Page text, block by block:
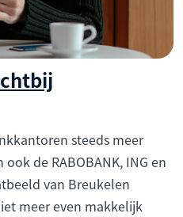
steeds meer
de RABOBANK, ING en
van Breukelen
meer even makkelijk